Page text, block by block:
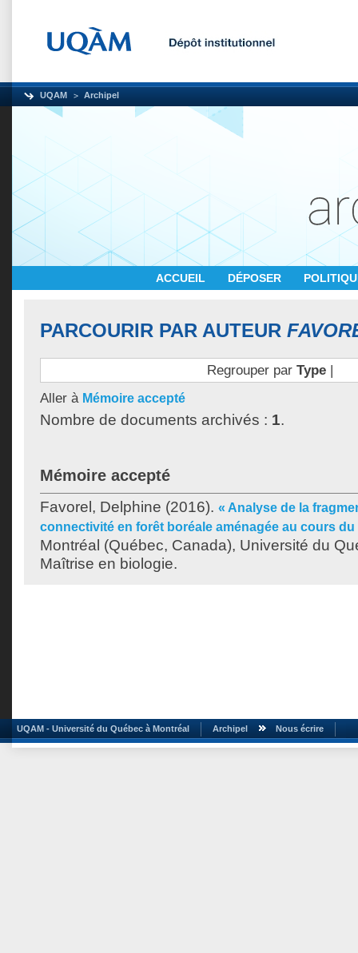
UQAM Archipel
ACCUEIL DÉPOSER
PARCOURIR PAR AUTEUR
Regrouper par Type|
Aller à Mémoire accepté
Nombre de documents archivés : 1.
Mémoire accepté
Favorel, Delphine (2016). « Analyse de la
connectivité en forêt boréale aménagée au cours du
Montréal (Québec, Canada), Université du
Maîtrise en biologie.
UQAM - Université du Québec à Montréal Archipel Nous écrire